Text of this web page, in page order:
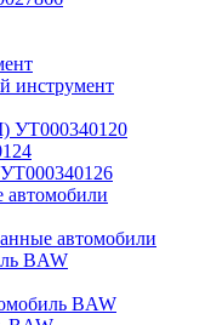
инструмент
УТ000340120
автомобили
автомобили
BAW
BAW